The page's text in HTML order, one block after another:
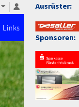
Ausrüster:
Sponsoren:
Links